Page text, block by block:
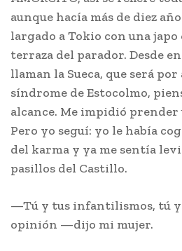
aunque hacía más de diez
largado a Tokio con una
terraza del parador. Desde
llaman la Sueca, que será
síndrome de Estocolmo,
alcance. Me impidió
Pero yo seguí: yo le había
del karma y ya me sentía
pasillos del Castillo.
—Tú y tus infantilismos, tú y
opinión —dijo mi mujer.